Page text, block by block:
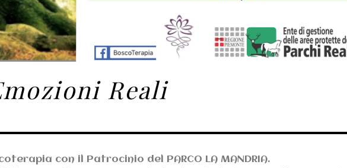
Reali
con il Patrocinio del PARCO LA MANDRIA.